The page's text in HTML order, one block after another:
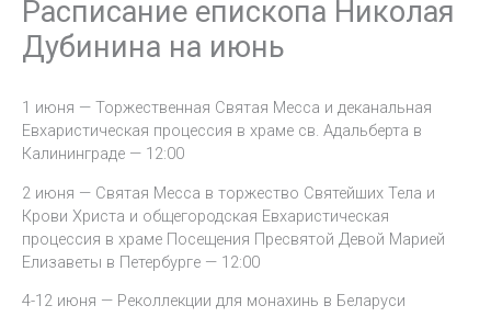
Расписание епископа Николая
Дубинина на июнь
1 июня — Торжественная Святая Месса и деканальная
Евхаристическая процессия в храме св. Адальберта в
Калининграде — 12:00
2 июня — Святая Месса в торжество Святейших Тела и
Крови Христа и общегородская Евхаристическая
процессия в храме Посещения Пресвятой Девой Марией
Елизаветы в Петербурге — 12:00
4-12 июня — Реколлекции для монахинь в Беларуси